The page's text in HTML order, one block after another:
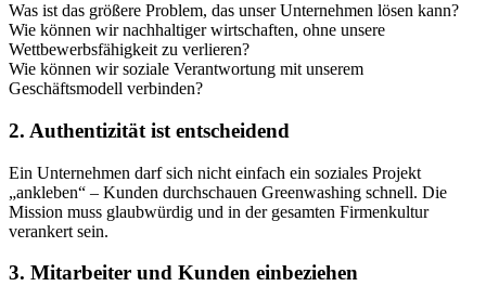
Was ist das größere Problem, das unser Unternehmen lösen kann?
Wie können wir nachhaltiger wirtschaften, ohne unsere
Wettbewerbsfähigkeit zu verlieren?
Wie können wir soziale Verantwortung mit unserem
Geschäftsmodell verbinden?
2. Authentizität ist entscheidend
Ein Unternehmen darf sich nicht einfach ein soziales Projekt
„ankleben“ – Kunden durchschauen Greenwashing schnell. Die
Mission muss glaubwürdig und in der gesamten Firmenkultur
verankert sein.
3. Mitarbeiter und Kunden einbeziehen